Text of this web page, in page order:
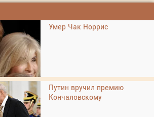
Умер Чак Норрис
Путин вручил премию
Кончаловскому